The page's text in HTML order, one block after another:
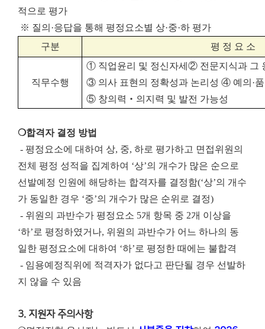
적으로 평가
※ 질의·응답을 통해 평정요소별 상·중·하 평가
구분
평 정 요 소
직무수행
① 직업윤리 및 정신자세 ② 전문지식과 그
③ 의사 표현의 정확성과 논리성 ④ 예의 ·
⑤ 창의력 ‧ 의지력 및 발전 가능성
❍합격자 결정 방법
- 평정요소에 대하여 상, 중, 하로 평가하고 면접위원의
전체 평정 성적을 집계하여 ‘상’의 개수가 많은 순으로
선발예정 인원에 해당하는 합격자를 결정함(‘상’의 개수
가 동일한 경우 ‘중’의 개수가 많은 순위로 결정)
- 위원의 과반수가 평정요소 5개 항목 중 2개 이상을
‘하’로 평정하였거나, 위원의 과반수가 어느 하나의 동
일한 평정요소에 대하여 ‘하’로 평정한 때에는 불합격
- 임용예정직위에 적격자가 없다고 판단될 경우 선발하
지 않을 수 있음
3. 지원자 주의사항